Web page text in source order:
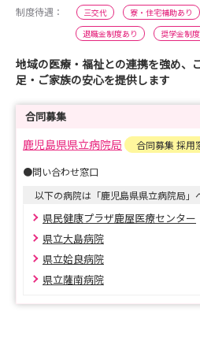
制度待遇：
三交代 寮・住宅補助あり
退職金制度あり
奨学金制
地域の医療・福祉との連携を強め、
足・ご家族の安心を提供します
合同募集
鹿児島県県立病院局
合同募集 採用
●問い合わせ窓口
以下の病院は「鹿児島県県立病院局」
県民健康プラザ鹿屋医療センター
県立大島病院
県立姶良病院
県立薩南病院